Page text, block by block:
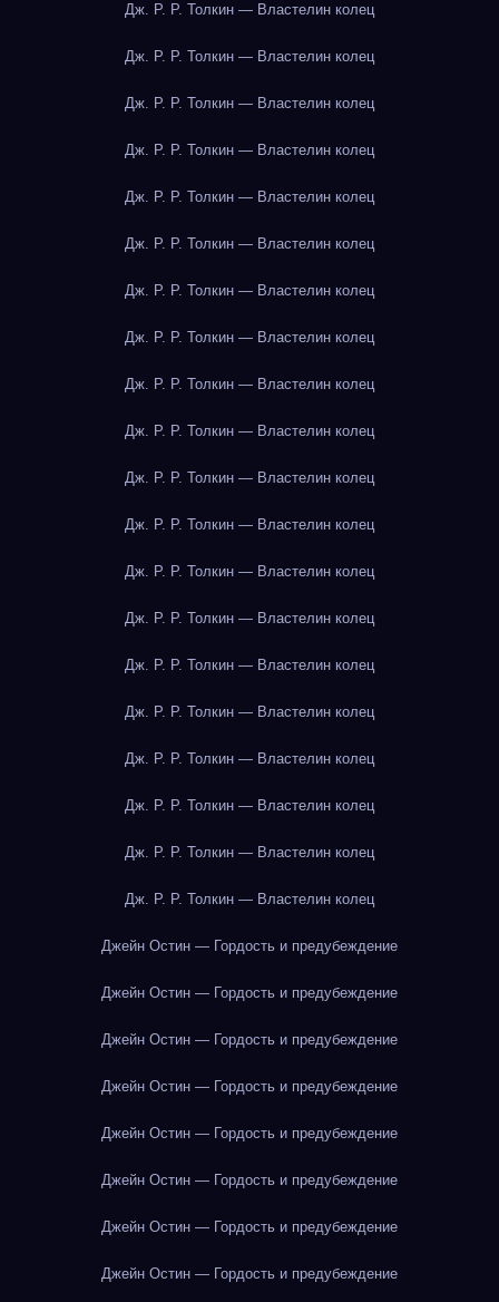
Дж. Р. Р. Толкин — Властелин колец
Дж. Р. Р. Толкин — Властелин колец
Дж. Р. Р. Толкин — Властелин колец
Дж. Р. Р. Толкин — Властелин колец
Дж. Р. Р. Толкин — Властелин колец
Дж. Р. Р. Толкин — Властелин колец
Дж. Р. Р. Толкин — Властелин колец
Дж. Р. Р. Толкин — Властелин колец
Дж. Р. Р. Толкин — Властелин колец
Дж. Р. Р. Толкин — Властелин колец
Дж. Р. Р. Толкин — Властелин колец
Дж. Р. Р. Толкин — Властелин колец
Дж. Р. Р. Толкин — Властелин колец
Дж. Р. Р. Толкин — Властелин колец
Дж. Р. Р. Толкин — Властелин колец
Дж. Р. Р. Толкин — Властелин колец
Дж. Р. Р. Толкин — Властелин колец
Дж. Р. Р. Толкин — Властелин колец
Дж. Р. Р. Толкин — Властелин колец
Дж. Р. Р. Толкин — Властелин колец
Джейн Остин — Гордость и предубеждение
Джейн Остин — Гордость и предубеждение
Джейн Остин — Гордость и предубеждение
Джейн Остин — Гордость и предубеждение
Джейн Остин — Гордость и предубеждение
Джейн Остин — Гордость и предубеждение
Джейн Остин — Гордость и предубеждение
Джейн Остин — Гордость и предубеждение